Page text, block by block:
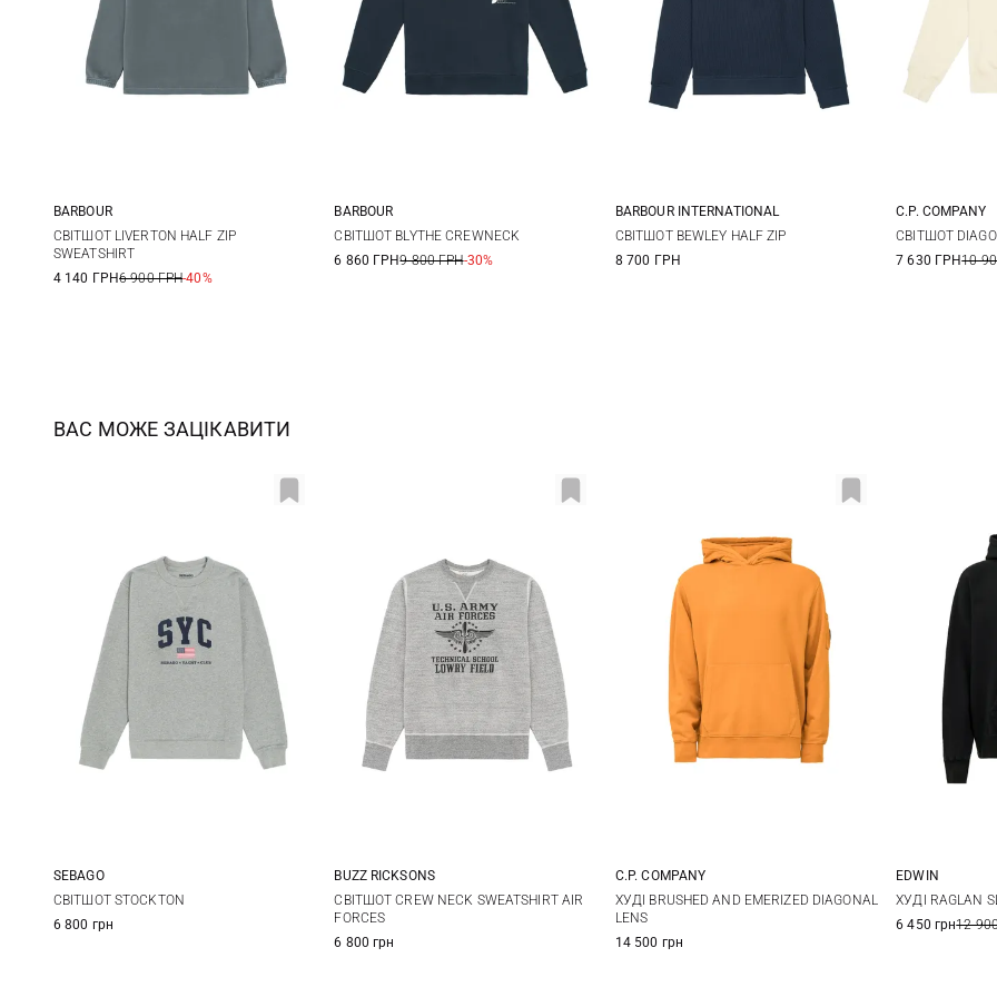
M L XL
3XL
BARBOUR
СВІТШОТ LIVERTON HALF ZIP
SWEATSHIRT
4 140 ГРН6 900 ГРН-40%
S M L
BARBOUR
СВІТШОТ BLYTHE CREWNECK
6 860 ГРН9 800 ГРН-30%
S M L
BARBOUR INTERNATIONAL
СВІТШОТ BEWLEY HALF ZIP
8 700 ГРН
M
C.P. COMPANY
СВІТШОТ
7 630 ГРН10
ВАС МОЖЕ ЗАЦІКАВИТИ
M L
SEBAGO
СВІТШОТ STOCKTON
6 800 грн
M L XL XXL
BUZZ RICKSONS
СВІТШОТ CREW NECK SWEATSHIRT AIR
FORCES
6 800 грн
S M L XL
C.P. COMPANY
ХУДІ BRUSHED AND EMERIZED DIAGONAL
LENS
14 500 грн
S M
EDWIN
ХУДІ RAGLAN
6 450 грн12